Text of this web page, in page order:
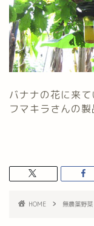
バナナの花に来て
フマキラさんの製
HOME 無農薬野菜